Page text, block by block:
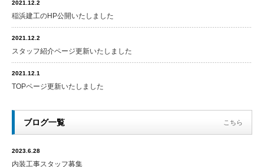
2021.12.2
稲浜建工のHP公開いたしました
2021.12.2
スタッフ紹介ページ更新いたしました
2021.12.1
TOPページ更新いたしました
ブログ一覧 こちら
2023.6.28
内装工事スタッフ募集